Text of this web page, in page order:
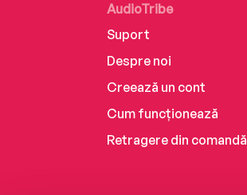
AudioTribe
Suport
Despre noi
Creează un cont
Cum funcționează
Retragere din comandă